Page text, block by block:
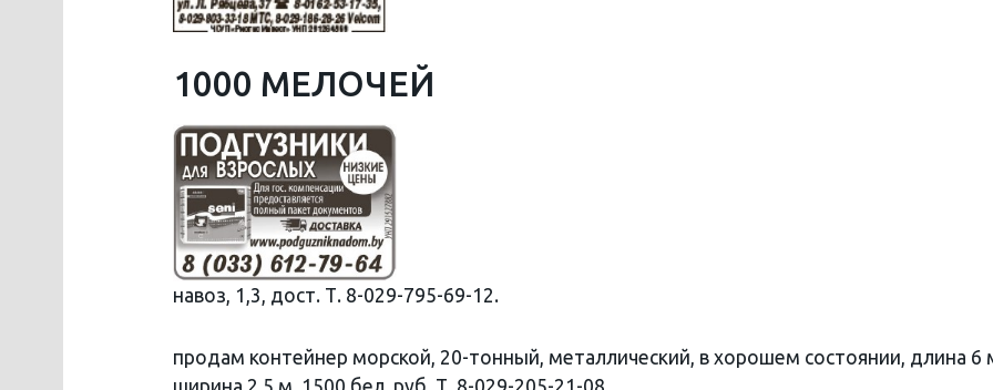
1000 МЕЛОЧЕЙ
навоз, 1,3, дост. Т. 8-029-795-69-12.
продам контейнер морской, 20-тонный, металлический, в хорошем состоянии, длина 6